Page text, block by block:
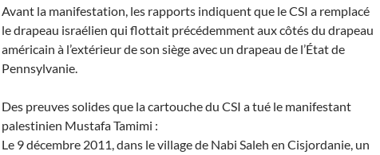
Avant la manifestation, les rapports indiquent que le CSI a remplacé
le drapeau israélien qui flottait précédemment aux côtés du drapeau
américain à l’extérieur de son siège avec un drapeau de l’État de
Pennsylvanie.
Des preuves solides que la cartouche du CSI a tué le manifestant
palestinien Mustafa Tamimi :
Le 9 décembre 2011, dans le village de Nabi Saleh en Cisjordanie, un